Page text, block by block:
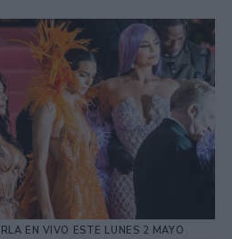
EN VIVO ESTE LUNES 2 MAYO